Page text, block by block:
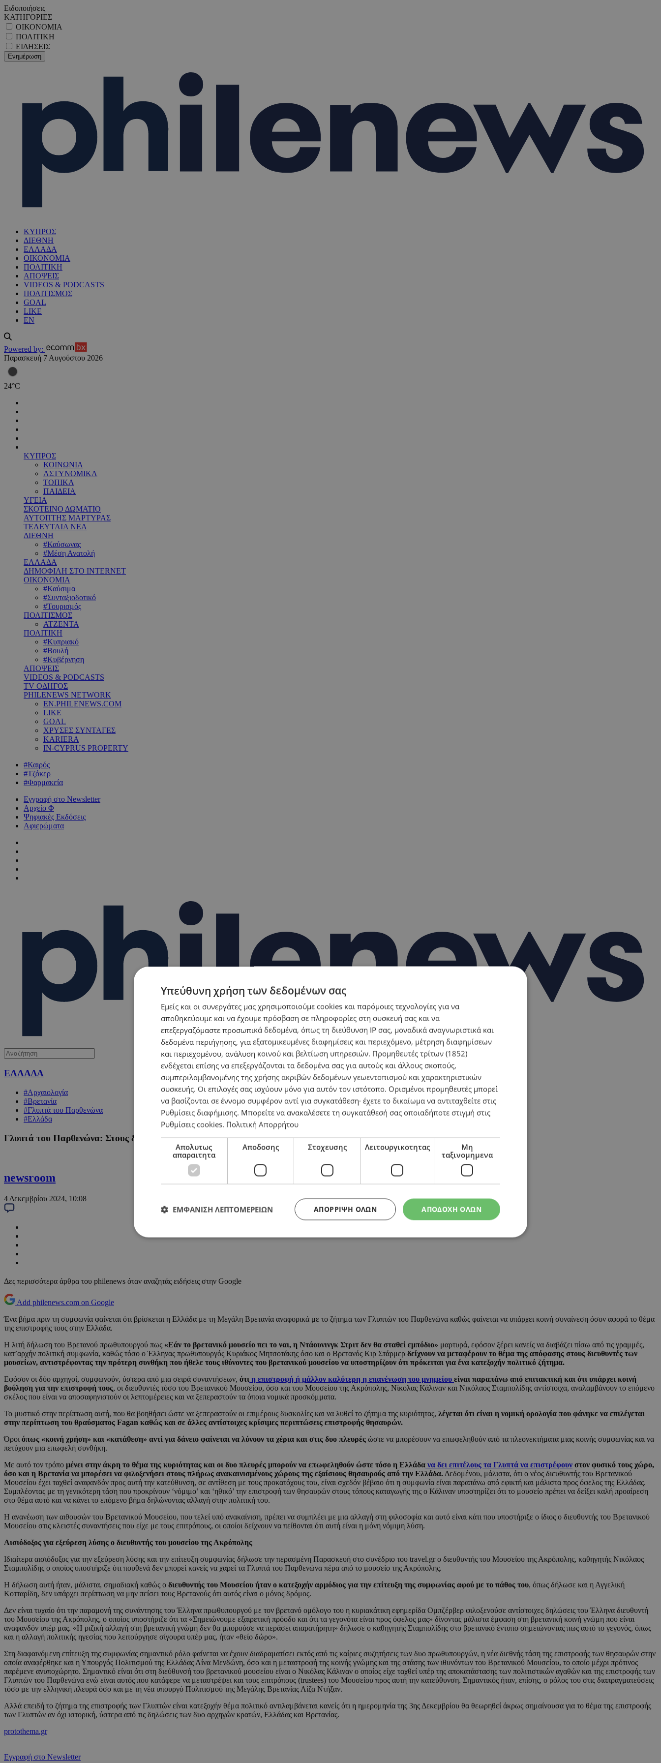
Ειδοποιήσεις
ΚΑΤΗΓΟΡΙΕΣ
ΟΙΚΟΝΟΜΙΑ
ΠΟΛΙΤΙΚΗ
ΕΙΔΗΣΕΙΣ
ΚΥΠΡΟΣ
ΔΙΕΘΝΗ
ΕΛΛΑΔΑ
ΟΙΚΟΝΟΜΙΑ
ΠΟΛΙΤΙΚΗ
ΑΠΟΨΕΙΣ
VIDEOS & PODCASTS
ΠΟΛΙΤΙΣΜΟΣ
GOAL
LIKE
EN
Powered by:
Παρασκευή 7 Αυγούστου 2026
24°C
ΚΥΠΡΟΣ
ΚΟΙΝΩΝΙΑ
ΑΣΤΥΝΟΜΙΚΑ
ΤΟΠΙΚΑ
ΠΑΙΔΕΙΑ
ΥΓΕΙΑ
ΣΚΟΤΕΙΝΟ ΔΩΜΑΤΙΟ
ΑΥΤΟΠΤΗΣ ΜΑΡΤΥΡΑΣ
ΤΕΛΕΥΤΑΙΑ ΝΕΑ
ΔΙΕΘΝΗ
#Καύσωνας
#Μέση Ανατολή
ΕΛΛΑΔΑ
ΔΗΜΟΦΙΛΗ ΣΤΟ INTERNET
ΟΙΚΟΝΟΜΙΑ
#Καύσιμα
#Συνταξιοδοτικό
#Τουρισμός
ΠΟΛΙΤΙΣΜΟΣ
ΑΤΖΕΝΤΑ
ΠΟΛΙΤΙΚΗ
#Κυπριακό
#Βουλή
#Κυβέρνηση
ΑΠΟΨΕΙΣ
VIDEOS & PODCASTS
TV ΟΔΗΓΟΣ
PHILENEWS NETWORK
EN.PHILENEWS.COM
LIKE
GOAL
ΧΡΥΣΕΣ ΣΥΝΤΑΓΕΣ
KARIERA
IN-CYPRUS PROPERTY
#Καιρός
#Τζόκερ
#Φαρμακεία
Εγγραφή στο Newsletter
Αρχείο Φ
Ψηφιακές Εκδόσεις
Αφιερώματα
ΕΛΛΑΔΑ
#Αρχαιολογία
#Βρετανία
#Γλυπτά του Παρθενώνα
#Ελλάδα
Γλυπτά του Παρθενώνα: Στους διευθυντές των Μουσείων η οριστική συμφωνία – Τι μένει να αποσαφηνιστεί
newsroom
4 Δεκεμβρίου 2024, 10:08
Δες περισσότερα άρθρα του philenews όταν αναζητάς ειδήσεις στην Google
Add philenews.com on Google
Ένα βήμα πριν τη συμφωνία φαίνεται ότι βρίσκεται η Ελλάδα με τη Μεγάλη Βρετανία αναφορικά με το ζήτημα των Γλυπτών του Παρθενώνα καθώς φαίνεται να υπάρχει κοινή συναίνεση όσον αφορά το θέμα
της επιστροφής τους στην Ελλάδα.
Η λιτή δήλωση του Βρετανού πρωθυπουργού πως «Εάν το βρετανικό μουσείο πει το ναι, η Ντάουνινγκ Στριτ δεν θα σταθεί εμπόδιο» μαρτυρά, εφόσον ξέρει κανείς να διαβάζει πίσω από τις γραμμές,
κατ’αρχήν πολιτική συμφωνία, καθώς τόσο ο Έλληνας πρωθυπουργός Κυριάκος Μητσοτάκης όσο και ο Βρετανός Κιρ Στάρμερ δείχνουν να μεταφέρουν το θέμα της απόφασης στους διευθυντές των
μουσείων, αντιστρέφοντας την πρότερη συνθήκη που ήθελε τους ιθύνοντες του βρετανικού μουσείου να υποστηρίζουν ότι πρόκειται για ένα κατεξοχήν πολιτικό ζήτημα.
Εφόσον οι δύο αρχηγοί, συμφωνούν, ύστερα από μια σειρά συναντήσεων, ότι η επιστροφή ή μάλλον καλύτερη η επανένωση του μνημείου είναι παραπάνω από επιτακτική και ότι υπάρχει κοινή
βούληση για την επιστροφή τους, οι διευθυντές τόσο του Βρετανικού Μουσείου, όσο και του Μουσείου της Ακρόπολης, Νίκολας Κάλιναν και Νικόλαος Σταμπολίδης αντίστοιχα, αναλαμβάνουν το επόμενο
σκέλος που είναι να αποσαφηνιστούν οι λεπτομέρειες και να ξεπεραστούν τα όποια νομικά προσκόμματα.
Το μυστικό στην περίπτωση αυτή, που θα βοηθήσει ώστε να ξεπεραστούν οι επιμέρους δυσκολίες και να λυθεί το ζήτημα της κυριότητας, λέγεται ότι είναι η νομική ορολογία που φάνηκε να επιλέγεται
στην περίπτωση του θραύσματος Fagan καθώς και σε άλλες αντίστοιχες κρίσιμες περιπτώσεις επιστροφής θησαυρών.
Όροι όπως «κοινή χρήση» και «κατάθεση» αντί για δάνειο φαίνεται να λύνουν τα χέρια και στις δυο πλευρές ώστε να μπορέσουν να επωφεληθούν από τα πλεονεκτήματα μιας κοινής συμφωνίας και να
πετύχουν μια επωφελή συνθήκη.
Με αυτό τον τρόπο μένει στην άκρη το θέμα της κυριότητας και οι δυο πλευρές μπορούν να επωφεληθούν ώστε τόσο η Ελλάδα να δει επιτέλους τα Γλυπτά να επιστρέφουν στον φυσικό τους χώρο,
όσο και η Βρετανία να μπορέσει να φιλοξενήσει στους πλήρως ανακαινισμένους χώρους της εξαίσιους θησαυρούς από την Ελλάδα. Δεδομένου, μάλιστα, ότι ο νέος διευθυντής του Βρετανικού
Μουσείου έχει ταχθεί αναφανδόν προς αυτή την κατεύθυνση, σε αντίθεση με τους προκατόχους του, είναι σχεδόν βέβαιο ότι η συμφωνία είναι παραπάνω από εφικτή και μάλιστα προς όφελος της Ελλάδας.
Συμπλέοντας με τη γενικότερη τάση που προκρίνουν ‘νόμιμο’ και ‘ηθικό’ την επιστροφή των θησαυρών στους τόπους καταγωγής της ο Κάλιναν υποστηρίζει ότι το μουσείο πρέπει να δείξει καλή προαίρεση
στο θέμα αυτό και να κάνει το επόμενο βήμα δηλώνοντας αλλαγή στην πολιτική του.
Η ανανέωση των αιθουσών του Βρετανικού Μουσείου, που τελεί υπό ανακαίνιση, πρέπει να συμπλέει με μια αλλαγή στη φιλοσοφία και αυτό είναι κάτι που υποστήριξε ο ίδιος ο διευθυντής του Βρετανικού
Μουσείου στις κλειστές συναντήσεις που είχε με τους επιτρόπους, οι οποίοι δείχνουν να πείθονται ότι αυτή είναι η μόνη νόμιμη λύση.
Αισιόδοξος για εξεύρεση λύσης ο διευθυντής του μουσείου της Ακρόπολης
Ιδιαίτερα αισιόδοξος για την εξεύρεση λύσης και την επίτευξη συμφωνίας δήλωσε την περασμένη Παρασκευή στο συνέδριο του travel.gr ο διευθυντής του Μουσείου της Ακρόπολης, καθηγητής Νικόλαος
Σταμπολίδης ο οποίος υποστήριξε ότι πουθενά δεν μπορεί κανείς να χαρεί τα Γλυπτά του Παρθενώνα πέρα από το μουσείο της Ακρόπολης.
Η δήλωση αυτή ήταν, μάλιστα, σημαδιακή καθώς ο διευθυντής του Μουσείου ήταν ο κατεξοχήν αρμόδιος για την επίτευξη της συμφωνίας αφού με το πάθος του, όπως δήλωσε και η Αγγελική
Κοτταρίδη, δεν υπάρχει περίπτωση να μην πείσει τους Βρετανούς ότι αυτός είναι ο μόνος δρόμος.
Δεν είναι τυχαίο ότι την παραμονή της συνάντησης του Έλληνα πρωθυπουργού με τον βρετανό ομόλογο του η κυριακάτικη εφημερίδα Ομπζέρβερ φιλοξενούσε αντίστοιχες δηλώσεις του Έλληνα διευθυντή
του Μουσείου της Ακρόπολης, ο οποίος υποστήριζε ότι τα «Σημειώνουμε εξαιρετική πρόοδο και ότι τα γεγονότα είναι προς όφελος μας» δίνοντας μάλιστα έμφαση στη βρετανική κοινή γνώμη που είναι
αναφανδόν υπέρ μας. «Η ριζική αλλαγή στη βρετανική γνώμη δεν θα μπορούσε να περάσει απαρατήρητη» δήλωσε ο καθηγητής Σταμπολίδης στο βρετανικό έντυπο σημειώνοντας πως αυτό το γεγονός, όπως
και η αλλαγή πολιτικής ηγεσίας που λειτούργησε σίγουρα υπέρ μας, ήταν «θείο δώρο».
Στη διαφαινόμενη επίτευξη της συμφωνίας σημαντικό ρόλο φαίνεται να έχουν διαδραματίσει εκτός από τις καίριες συζητήσεις των δυο πρωθυπουργών, η νέα διεθνής τάση της επιστροφής των θησαυρών στην
οποία αναφέρθηκε και η Υπουργός Πολιτισμού της Ελλάδας Λίνα Μενδώνη, όσο και η μεταστροφή της κοινής γνώμης και της στάσης των ιθυνόντων του Βρετανικού Μουσείου, το οποίο μέχρι πρότινος
παρέμενε ανυποχώρητο. Σημαντικό είναι ότι στη διεύθυνσή του βρετανικού μουσείου είναι ο Νικόλας Κάλιναν ο οποίος είχε ταχθεί υπέρ της αποκατάστασης των πολιτιστικών αγαθών και της επιστροφής των
Γλυπτών του Παρθενώνα ενώ είναι αυτός που κατάφερε να μεταστρέψει και τους επιτρόπους (trustees) του Μουσείου προς αυτή την κατεύθυνση. Σημαντικός ήταν, επίσης, ο ρόλος του στις διαπραγματεύσεις
τόσο με την ελληνική πλευρά όσο και με τη νέα υπουργό Πολιτισμού της Μεγάλης Βρετανίας Λίζα Ντήξαν.
Αλλά επειδή το ζήτημα της επιστροφής των Γλυπτών είναι κατεξοχήν θέμα πολιτικό αντιλαμβάνεται κανείς ότι η ημερομηνία της 3ης Δεκεμβρίου θα θεωρηθεί άκρως σημαίνουσα για το θέμα της επιστροφής
των Γλυπτών αν όχι ιστορική, ύστερα από τις δηλώσεις των δυο αρχηγών κρατών, Ελλάδας και Βρετανίας.
protothema.gr
Εγγραφή στο Newsletter
Υπεύθυνη χρήση των δεδομένων σας
Εμείς και οι συνεργάτες μας χρησιμοποιούμε cookies και παρόμοιες τεχνολογίες για να
αποθηκεύουμε και να έχουμε πρόσβαση σε πληροφορίες στη συσκευή σας και να
επεξεργαζόμαστε προσωπικά δεδομένα, όπως τη διεύθυνση IP σας, μοναδικά αναγνωριστικά και
δεδομένα περιήγησης, για εξατομικευμένες διαφημίσεις και περιεχόμενο, μέτρηση διαφημίσεων
και περιεχομένου, ανάλυση κοινού και βελτίωση υπηρεσιών. Προμηθευτές τρίτων (1852)
ενδέχεται επίσης να επεξεργάζονται τα δεδομένα σας για αυτούς και άλλους σκοπούς,
συμπεριλαμβανομένης της χρήσης ακριβών δεδομένων γεωεντοπισμού και χαρακτηριστικών
συσκευής. Οι επιλογές σας ισχύουν μόνο για αυτόν τον ιστότοπο. Ορισμένοι προμηθευτές μπορεί
να βασίζονται σε έννομο συμφέρον αντί για συγκατάθεση· έχετε το δικαίωμα να αντιταχθείτε στις
Ρυθμίσεις διαφήμισης. Μπορείτε να ανακαλέσετε τη συγκατάθεσή σας οποιαδήποτε στιγμή στις
Ρυθμίσεις cookies. Πολιτική Απορρήτου
Απολυτως
απαραιτητα
Αποδοσης Στοχευσης Λειτουργικοτητας
Μη
ταξινομημενα
ΑΠΟΔΟΧΗ ΟΛΩΝ
ΑΠΌΡΡΙΨΗ ΌΛΩΝ
ΕΜΦΑΝΙΣΗ ΛΕΠΤΟΜΕΡΕΙΩΝ